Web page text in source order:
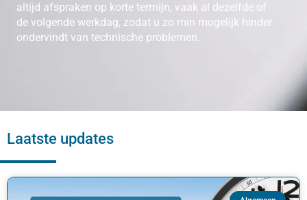
altijd afspraken op korte termijn, vaak al dezelfde of
de volgende werkdag, zodat u zo min mogelijk hinder
ondervindt van technische problemen.
Laatste updates